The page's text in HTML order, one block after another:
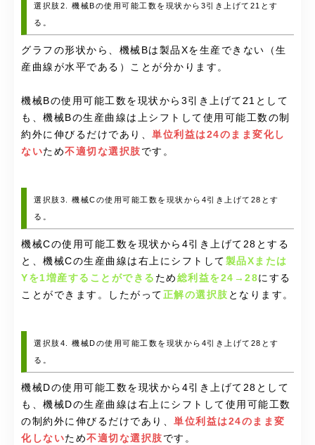
選択肢2. 機械Bの使用可能工数を現状から3引き上げて21とす
る。
グラフの形状から、機械Bは製品Xを生産できない（生
産曲線が水平である）ことが分かります。
機械Bの使用可能工数を現状から3引き上げて21として
も、機械Bの生産曲線は上シフトして使用可能工数の制
約外に伸びるだけであり、 単位利益は24のまま変化し
ないため不適切な選択肢 です。
選択肢3. 機械Cの使用可能工数を現状から4引き上げて28とす
る。
機械Cの使用可能工数を現状から4引き上げて28とする
と、機械Cの生産曲線は右上にシフトして 製品Xまたは
Yを1増産することができる ため 総利益を24→28にする
ことができます。したがって 正解の選択肢 となります。
選択肢4. 機械Dの使用可能工数を現状から4引き上げて28とす
る。
機械Dの使用可能工数を現状から4引き上げて28として
も、機械Dの生産曲線は右上にシフトして使用可能工数
の制約外に伸びるだけであり、 単位利益は24のまま変
化しないため不適切な選択肢 です。